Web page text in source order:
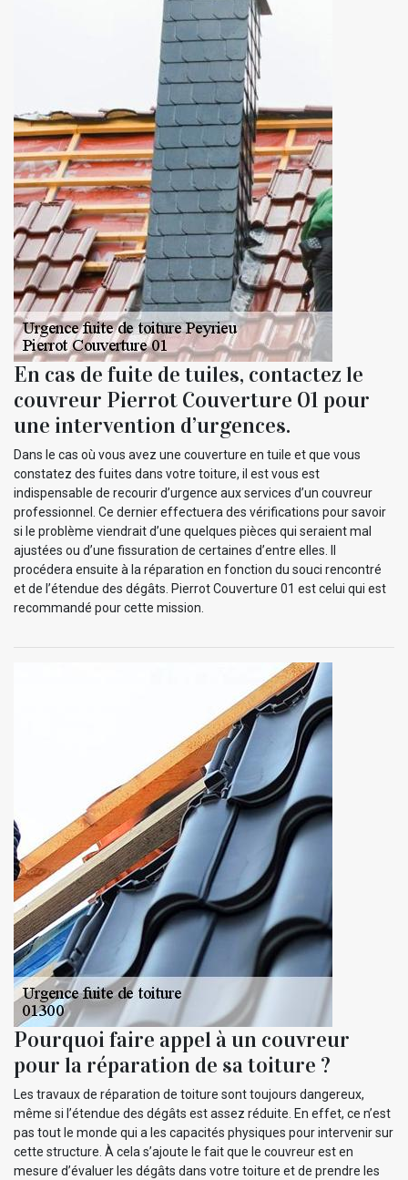
En cas de fuite de tuiles, contactez le
couvreur Pierrot Couverture 01 pour
une intervention d’urgences.
Dans le cas où vous avez une couverture en tuile et que vous
constatez des fuites dans votre toiture, il est vous est
indispensable de recourir d’urgence aux services d’un couvreur
professionnel. Ce dernier effectuera des vérifications pour savoir
si le problème viendrait d’une quelques pièces qui seraient mal
ajustées ou d’une fissuration de certaines d’entre elles. Il
procédera ensuite à la réparation en fonction du souci rencontré
et de l’étendue des dégâts. Pierrot Couverture 01 est celui qui est
recommandé pour cette mission.
Pourquoi faire appel à un couvreur
pour la réparation de sa toiture ?
Les travaux de réparation de toiture sont toujours dangereux,
même si l’étendue des dégâts est assez réduite. En effet, ce n’est
pas tout le monde qui a les capacités physiques pour intervenir sur
cette structure. À cela s’ajoute le fait que le couvreur est en
mesure d’évaluer les dégâts dans votre toiture et de prendre les